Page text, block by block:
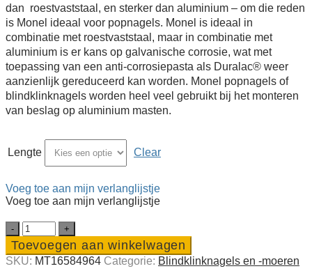
dan roestvaststaal, en sterker dan aluminium – om die reden
is Monel ideaal voor popnagels. Monel is ideaal in
combinatie met roestvaststaal, maar in combinatie met
aluminium is er kans op galvanische corrosie, wat met
toepassing van een anti-corrosiepasta als Duralac® weer
aanzienlijk gereduceerd kan worden. Monel popnagels of
blindklinknagels worden heel veel gebruikt bij het monteren
van beslag op aluminium masten.
Lengte Clear
Voeg toe aan mijn verlanglijstje
Voeg toe aan mijn verlanglijstje
Monel
A4
blindklink­
nagels
Toevoegen aan winkelwagen
SKU: MT16584964 Categorie: Blind­klink­nagels en -moeren